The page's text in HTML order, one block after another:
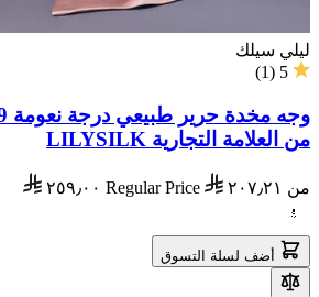
ليلي سيلك
5
(
1
)
من العلامة التجارية LILYSILK
من ٢٠٧٫٢١ Regular Price ٢٥٩٫٠٠
أضف لسلة التسوق